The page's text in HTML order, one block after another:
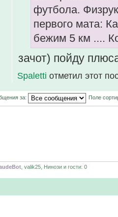
футбола.
первого мата:
бежим 5 км ....
зачот) пойду
Spaletti отметил этот
за: Поле
, valik25, Нинози и гости: 0